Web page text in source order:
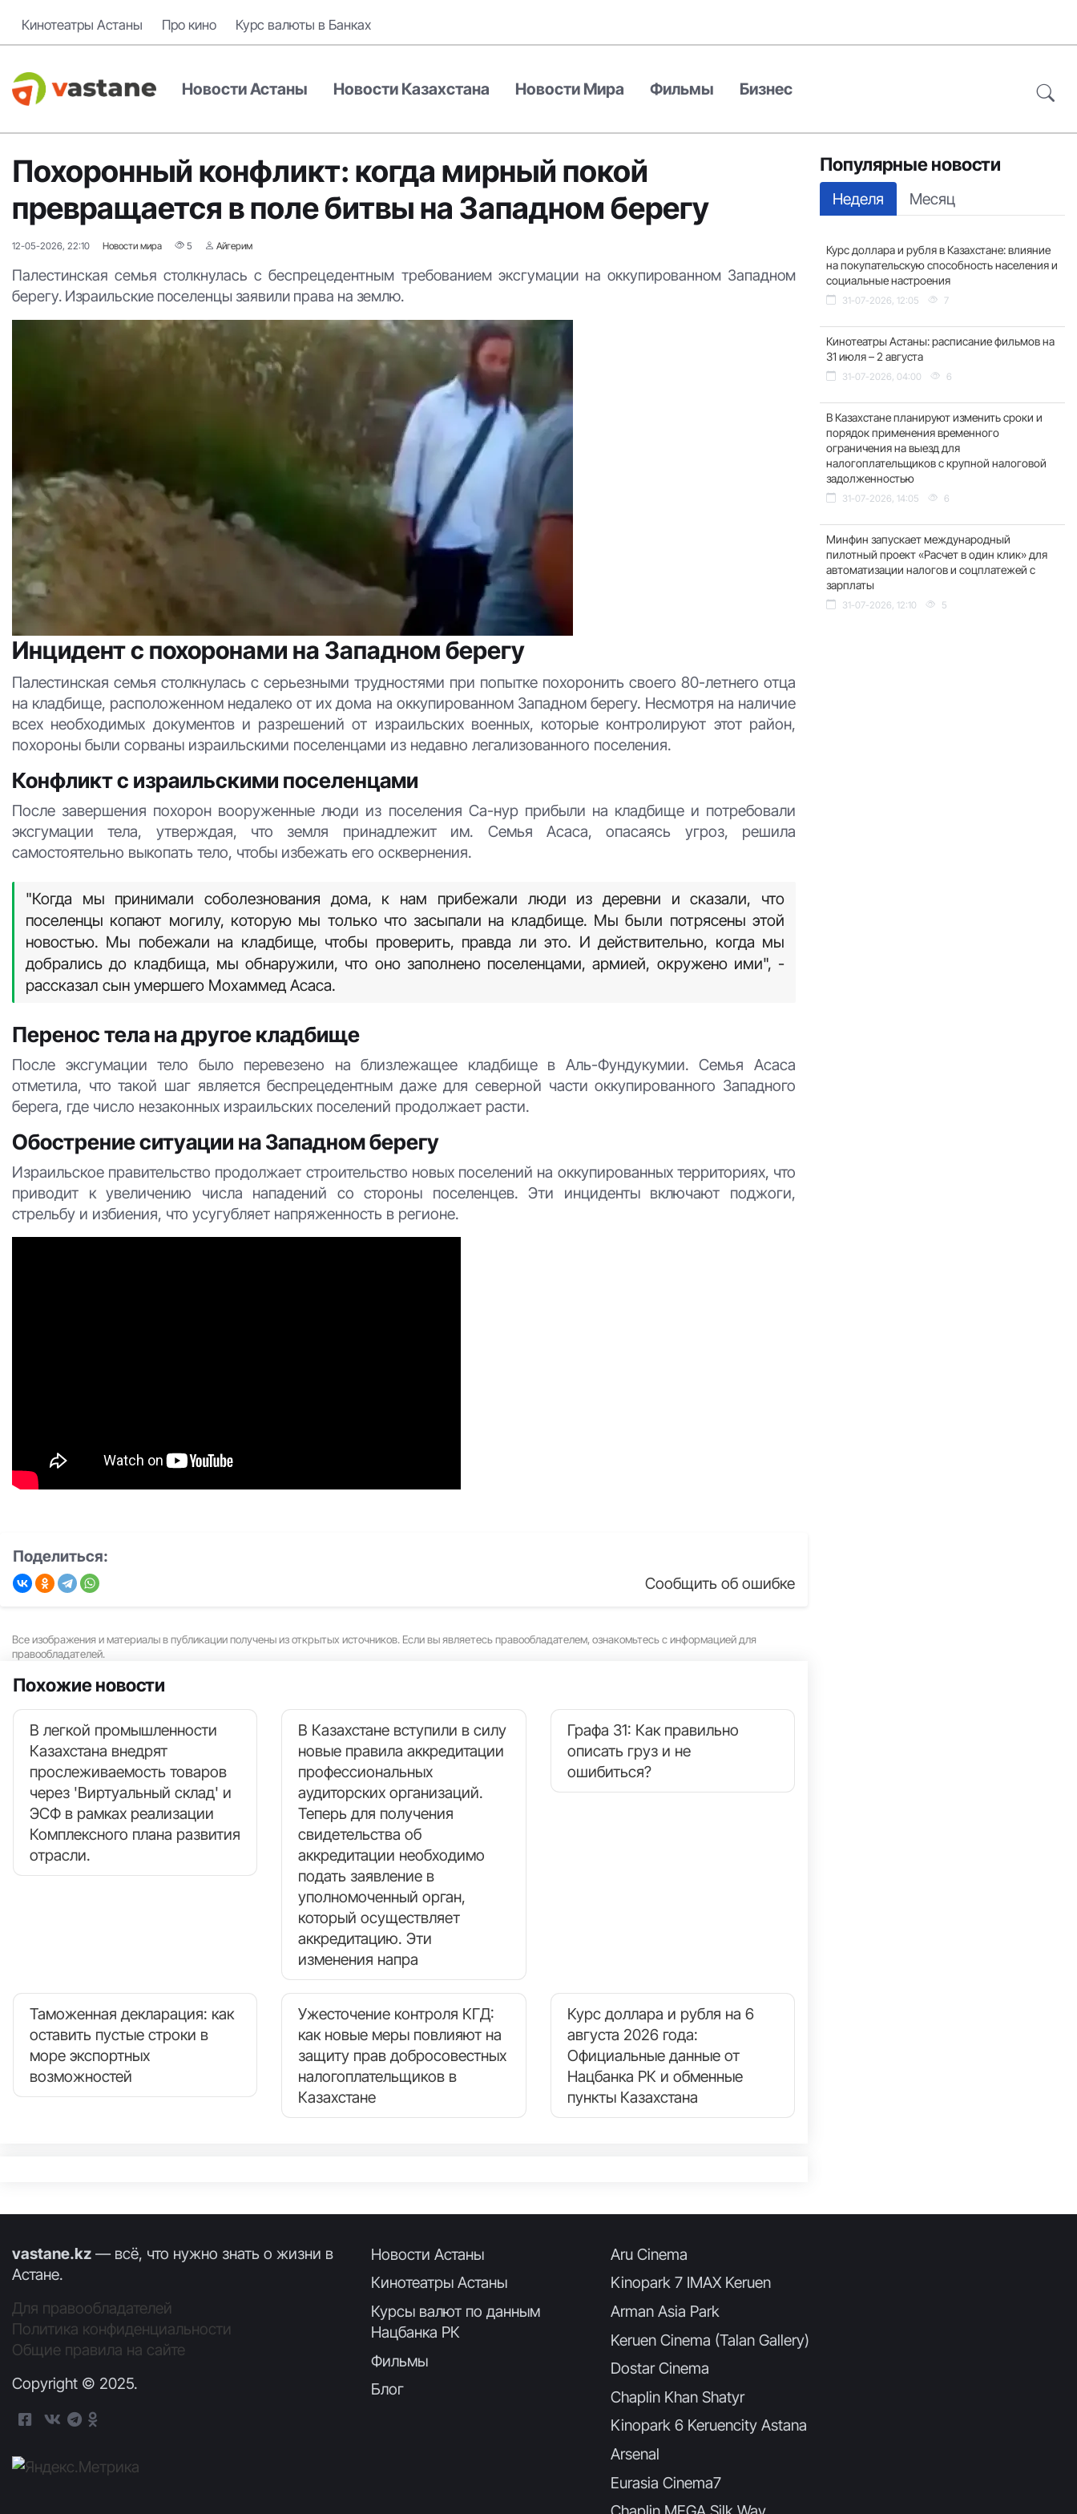
Кинотеатры Астаны Про кино Курс валюты в Банках
Новости Астаны Новости Казахстана Новости Мира Фильмы Бизнес
Похоронный конфликт: когда мирный покой
превращается в поле битвы на Западном берегу
12-05-2026, 22:10 Новости мира 5 Айгерим
Палестинская семья столкнулась с беспрецедентным требованием эксгумации на оккупированном Западном
берегу. Израильские поселенцы заявили права на землю.
Инцидент с похоронами на Западном берегу
Палестинская семья столкнулась с серьезными трудностями при попытке похоронить своего 80-летнего отца
на кладбище, расположенном недалеко от их дома на оккупированном Западном берегу. Несмотря на наличие
всех необходимых документов и разрешений от израильских военных, которые контролируют этот район,
похороны были сорваны израильскими поселенцами из недавно легализованного поселения.
Конфликт с израильскими поселенцами
После завершения похорон вооруженные люди из поселения Са-нур прибыли на кладбище и потребовали
эксгумации тела, утверждая, что земля принадлежит им. Семья Асаса, опасаясь угроз, решила
самостоятельно выкопать тело, чтобы избежать его осквернения.
"Когда мы принимали соболезнования дома, к нам прибежали люди из деревни и сказали, что
поселенцы копают могилу, которую мы только что засыпали на кладбище. Мы были потрясены этой
новостью. Мы побежали на кладбище, чтобы проверить, правда ли это. И действительно, когда мы
добрались до кладбища, мы обнаружили, что оно заполнено поселенцами, армией, окружено ими", -
рассказал сын умершего Мохаммед Асаса.
Перенос тела на другое кладбище
После эксгумации тело было перевезено на близлежащее кладбище в Аль-Фундукумии. Семья Асаса
отметила, что такой шаг является беспрецедентным даже для северной части оккупированного Западного
берега, где число незаконных израильских поселений продолжает расти.
Обострение ситуации на Западном берегу
Израильское правительство продолжает строительство новых поселений на оккупированных территориях, что
приводит к увеличению числа нападений со стороны поселенцев. Эти инциденты включают поджоги,
стрельбу и избиения, что усугубляет напряженность в регионе.
Поделиться:
Сообщить об ошибке
Все изображения и материалы в публикации получены из открытых источников. Если вы являетесь правообладателем, ознакомьтесь с информацией для
правообладателей.
Похожие новости
В легкой промышленности
Казахстана внедрят
прослеживаемость товаров
через 'Виртуальный склад' и
ЭСФ в рамках реализации
Комплексного плана развития
отрасли.
В Казахстане вступили в силу
новые правила аккредитации
профессиональных
аудиторских организаций.
Теперь для получения
свидетельства об
аккредитации необходимо
подать заявление в
уполномоченный орган,
который осуществляет
аккредитацию. Эти
изменения напра
Графа 31: Как правильно
описать груз и не
ошибиться?
Таможенная декларация: как
оставить пустые строки в
море экспортных
возможностей
Ужесточение контроля КГД:
как новые меры повлияют на
защиту прав добросовестных
налогоплательщиков в
Казахстане
Курс доллара и рубля на 6
августа 2026 года:
Официальные данные от
Нацбанка РК и обменные
пункты Казахстана
Популярные новости
Неделя Месяц
Курс доллара и рубля в Казахстане: влияние
на покупательскую способность населения и
социальные настроения
31-07-2026, 12:05 7
Кинотеатры Астаны: расписание фильмов на
31 июля – 2 августа
31-07-2026, 04:00 6
В Казахстане планируют изменить сроки и
порядок применения временного
ограничения на выезд для
налогоплательщиков с крупной налоговой
задолженностью
31-07-2026, 14:05 6
Минфин запускает международный
пилотный проект «Расчет в один клик» для
автоматизации налогов и соцплатежей с
зарплаты
31-07-2026, 12:10 5
vastane.kz — всё, что нужно знать о жизни в
Астане.
Для правообладателей
Политика конфиденциальности
Общие правила на сайте
Copyright © 2025.
Новости Астаны
Кинотеатры Астаны
Курсы валют по данным
Нацбанка РК
Фильмы
Блог
Aru Cinema
Kinopark 7 IMAX Keruen
Arman Asia Park
Keruen Cinema (Talan Gallery)
Dostar Cinema
Chaplin Khan Shatyr
Kinopark 6 Keruencity Astana
Arsenal
Eurasia Cinema7